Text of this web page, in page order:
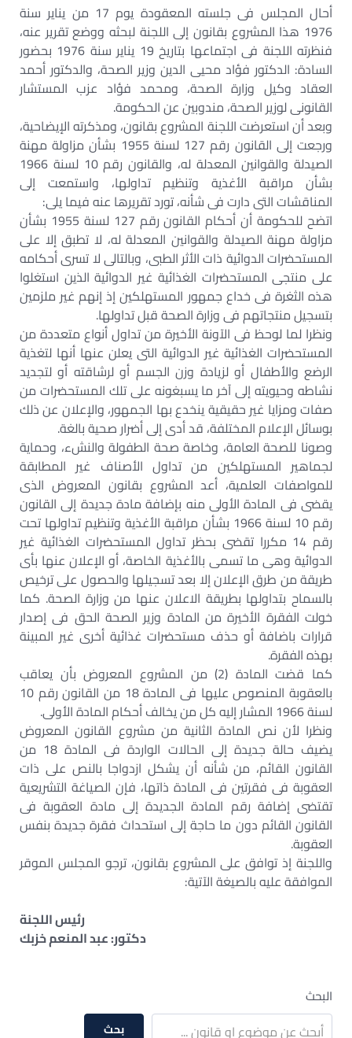
أحال المجلس فى جلسته المعقودة يوم 17 من يناير سنة
1976 هذا المشروع بقانون إلى اللجنة لبحثه ووضع تقرير عنه،
فنظرته اللجنة فى اجتماعها بتاريخ 19 يناير سنة 1976 بحضور
السادة: الدكتور فؤاد محيى الدين وزير الصحة، والدكتور أحمد
العقاد وكيل وزارة الصحة، ومحمد فؤاد عزب المستشار
القانونى لوزير الصحة، مندوبين عن الحكومة.
وبعد أن استعرضت اللجنة المشروع بقانون، ومذكرته الإيضاحية،
ورجعت إلى القانون رقم 127 لسنة 1955 بشأن مزاولة مهنة
الصيدلة والقوانين المعدلة له، والقانون رقم 10 لسنة 1966
بشأن مراقبة الأغذية وتنظيم تداولها، واستمعت إلى
المناقشات التى دارت فى شأنه، تورد تقريرها عنه فيما يلى:
اتضح للحكومة أن أحكام القانون رقم 127 لسنة 1955 بشأن
مزاولة مهنة الصيدلة والقوانين المعدلة له، لا تطبق إلا على
المستحضرات الدوائية ذات الأثر الطبى، وبالتالى لا تسرى أحكامه
على منتجى المستحضرات الغذائية غير الدوائية الذين استغلوا
هذه الثغرة فى خداع جمهور المستهلكين إذ إنهم غير ملزمين
بتسجيل منتجاتهم فى وزارة الصحة قبل تداولها.
ونظرا لما لوحظ فى الآونة الأخيرة من تداول أنواع متعددة من
المستحضرات الغذائية غير الدوائية التى يعلن عنها أنها لتغذية
الرضع والأطفال أو لزيادة وزن الجسم أو لرشاقته أو لتجديد
نشاطه وحيويته إلى آخر ما يسبغونه على تلك المستحضرات من
صفات ومزايا غير حقيقية ينخدع بها الجمهور، والإعلان عن ذلك
بوسائل الإعلام المختلفة، قد أدى إلى أضرار صحية بالغة.
وصونا للصحة العامة، وخاصة صحة الطفولة والنشء، وحماية
لجماهير المستهلكين من تداول الأصناف غير المطابقة
للمواصفات العلمية، أعد المشروع بقانون المعروض الذى
يقضى فى المادة الأولى منه بإضافة مادة جديدة إلى القانون
رقم 10 لسنة 1966 بشأن مراقبة الأغذية وتنظيم تداولها تحت
رقم 14 مكررا تقضى بحظر تداول المستحضرات الغذائية غير
الدوائية وهى ما تسمى بالأغذية الخاصة، أو الإعلان عنها بأى
طريقة من طرق الإعلان إلا بعد تسجيلها والحصول على ترخيص
بالسماح بتداولها بطريقة الاعلان عنها من وزارة الصحة. كما
خولت الفقرة الأخيرة من المادة وزير الصحة الحق فى إصدار
قرارات باضافة أو حذف مستحضرات غذائية أخرى غير المبينة
بهذه الفقرة.
كما قضت المادة (2) من المشروع المعروض بأن يعاقب
بالعقوبة المنصوص عليها فى المادة 18 من القانون رقم 10
لسنة 1966 المشار إليه كل من يخالف أحكام المادة الأولى.
ونظرا لأن نص المادة الثانية من مشروع القانون المعروض
يضيف حالة جديدة إلى الحالات الواردة فى المادة 18 من
القانون القائم، من شأنه أن يشكل ازدواجا بالنص على ذات
العقوبة فى فقرتين فى المادة ذاتها، فإن الصياغة التشريعية
تقتضى إضافة رقم المادة الجديدة إلى مادة العقوبة فى
القانون القائم دون ما حاجة إلى استحداث فقرة جديدة بنفس
العقوبة.
واللجنة إذ توافق على المشروع بقانون، ترجو المجلس الموقر
الموافقة عليه بالصيغة الآتية:
رئيس اللجنة
دكتور: عبد المنعم خزبك
البحث
بحث